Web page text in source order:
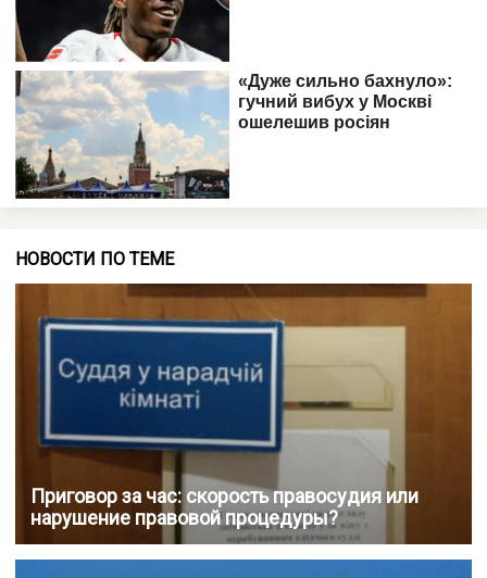
НОВОСТИ ПО ТЕМЕ
Приговор за час: скорость правосудия или
нарушение правовой процедуры?